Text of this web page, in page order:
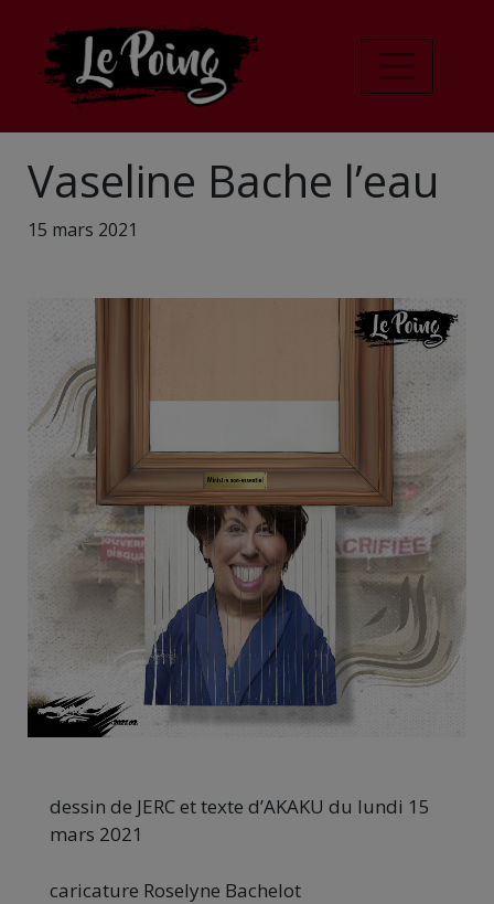
Vaseline Bache l’eau
15 mars 2021
dessin de JERC et texte d’AKAKU du lundi 15
mars 2021
caricature Roselyne Bachelot